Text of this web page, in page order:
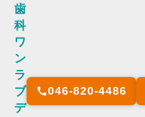
歯
科
ワ
ン
ラ
ブ
デ
call046-820-4486